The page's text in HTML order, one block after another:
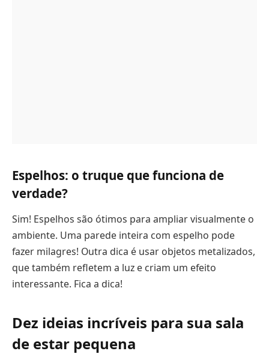
Espelhos: o truque que funciona de
verdade?
Sim! Espelhos são ótimos para ampliar visualmente o
ambiente. Uma parede inteira com espelho pode
fazer milagres! Outra dica é usar objetos metalizados,
que também refletem a luz e criam um efeito
interessante. Fica a dica!
Dez ideias incríveis para sua sala
de estar pequena